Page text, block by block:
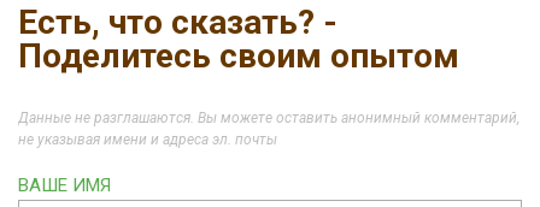
Есть, что сказать? -
Поделитесь своим опытом
Данные не разглашаются. Вы можете оставить анонимный комментарий,
не указывая имени и адреса эл. почты
ВАШЕ ИМЯ